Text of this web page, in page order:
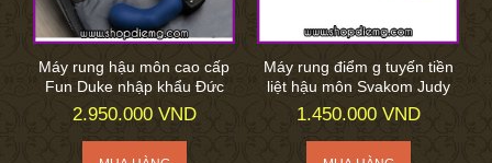
Máy rung hậu môn cao cấp
Fun Duke nhập khẩu Đức
2.950.000 VND
Máy rung điểm g tuyến tiền
liệt hậu môn Svakom Judy
1.450.000 VND